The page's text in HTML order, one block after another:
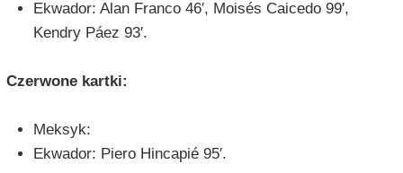
Ekwador: Alan Franco 46′, Moisés Caicedo 99′,
Kendry Páez 93′.
Czerwone kartki:
Meksyk:
Ekwador: Piero Hincapié 95′.